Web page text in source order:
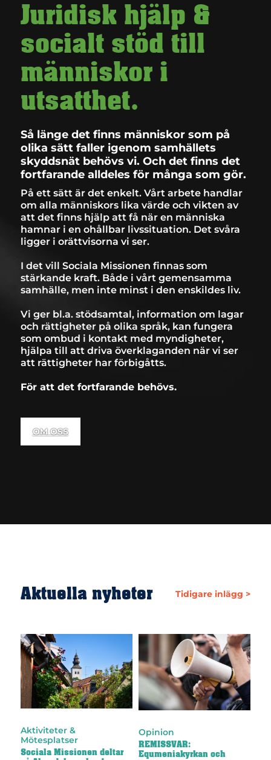
Juridisk hjälp &
socialt stöd till
människor i
utsatthet.
Så länge det finns människor som på
olika sätt faller igenom samhällets
skyddsnät behövs vi. Och det finns det
fortfarande alldeles för många som gör.
På ett sätt är det enkelt. Vårt arbete handlar
om alla människors lika värde och vikten av
att det finns hjälp att få när en människa
hamnar i en ohållbar livssituation. Det svåra
ligger i orättvisorna vi ser.
I det vill Sociala Missionen finnas som
stärkande kraft. Både i vårt gemensamma
samhälle, men inte minst i den enskildes liv.
Vi ger bl.a. stödsamtal, information om lagar
och rättigheter på olika språk, kan fungera
som ombud i kontakt med myndigheter,
hjälpa till att driva överklaganden när vi ser
att rättigheter har förbigåtts.
För att det fortfarande behövs.
OM OSS
Aktuella nyheter Tidigare inlägg >
Aktiviteter &
Mötesplatser
Sociala Missionen deltar
Opinion
REMISSVAR:
Equmeniakyrkan och